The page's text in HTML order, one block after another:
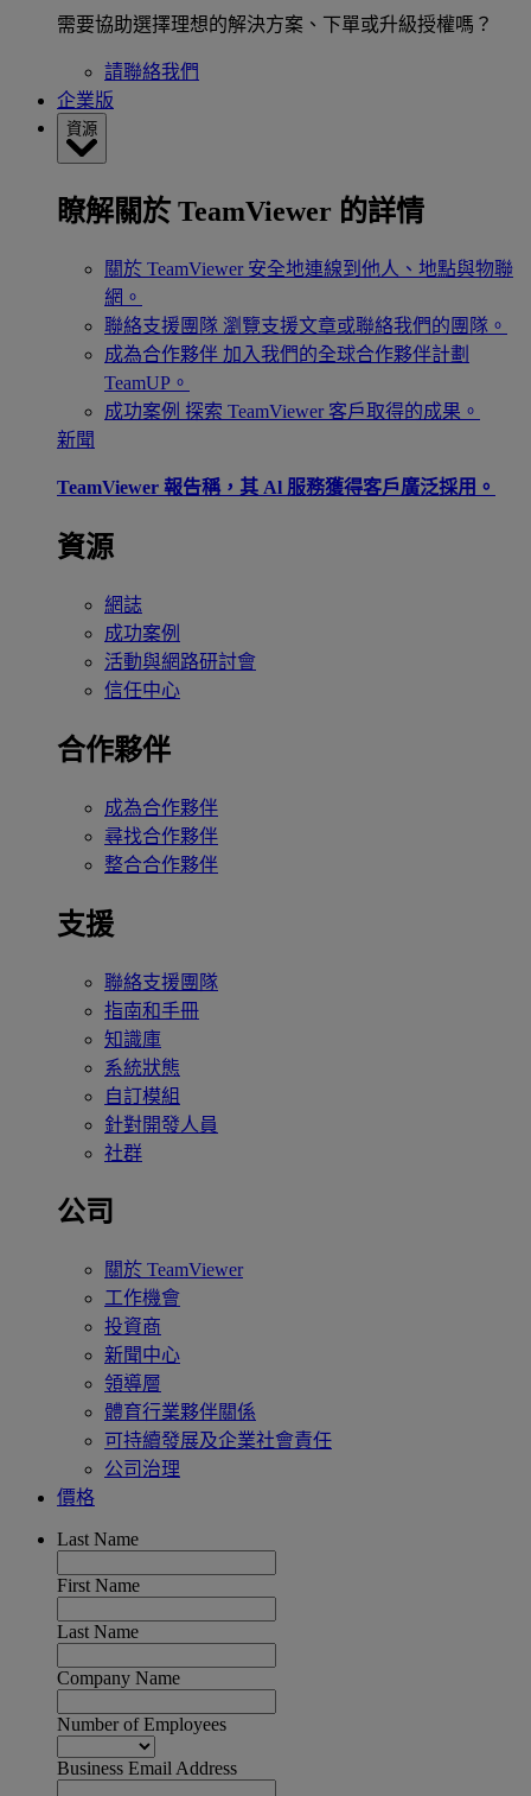
需要協助選擇理想的解決方案、下單或升級授權嗎？
請聯絡我們
企業版
資源
瞭解關於 TeamViewer 的詳情
關於 TeamViewer 安全地連線到他人、地點與物聯
網。
聯絡支援團隊 瀏覽支援文章或聯絡我們的團隊。
成為合作夥伴 加入我們的全球合作夥伴計劃
TeamUP。
成功案例 探索 TeamViewer 客戶取得的成果。
新聞
TeamViewer 報告稱，其 Al 服務獲得客戶廣泛採用。
資源
網誌
成功案例
活動與網路研討會
信任中心
合作夥伴
成為合作夥伴
尋找合作夥伴
整合合作夥伴
支援
聯絡支援團隊
指南和手冊
知識庫
系統狀態
自訂模組
針對開發人員
社群
公司
關於 TeamViewer
工作機會
投資商
新聞中心
領導層
體育行業夥伴關係
可持續發展及企業社會責任
公司治理
價格
Last Name
First Name
Last Name
Company Name
Number of Employees
Business Email Address